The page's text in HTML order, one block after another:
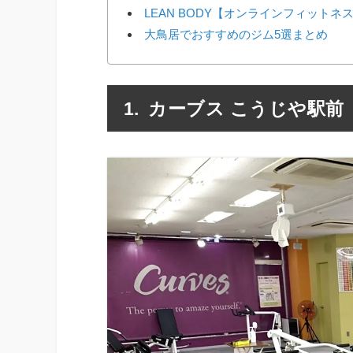
LEAN BODY【オンラインフィットネ
大鳥居でおすすめのジム5選まとめ
カーブス こうじや駅前